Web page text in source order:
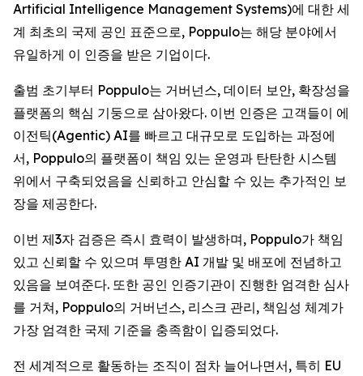
Artificial Intelligence Management Systems)에 대한 세
계 최초의 국제 공인 표준으로, Poppulo는 해당 분야에서
유일하게 이 인증을 받은 기업이다.
출범 초기부터 Poppulo는 거버넌스, 데이터 보안, 확장성을
플랫폼의 핵심 기둥으로 삼아왔다. 이번 인증은 고객들이 에
이전틱(Agentic) AI를 빠르고 대규모로 도입하는 과정에
서, Poppulo의 플랫폼이 책임 있는 운영과 탄탄한 시스템
위에서 구축되었음을 신뢰하고 안심할 수 있는 추가적인 보
장을 제공한다.
이번 제3자 검증은 즉시 효력이 발생하며, Poppulo가 책임
있고 신뢰할 수 있으며 투명한 AI 개발 및 배포에 전념하고
있음을 보여준다. 또한 공인 인증기관이 진행한 엄격한 심사
를 거쳐, Poppulo의 거버넌스, 리스크 관리, 책임성 체계가
가장 엄격한 국제 기준을 충족함이 입증되었다.
전 세계적으로 활동하는 조직이 점차 늘어나면서, 특히 EU